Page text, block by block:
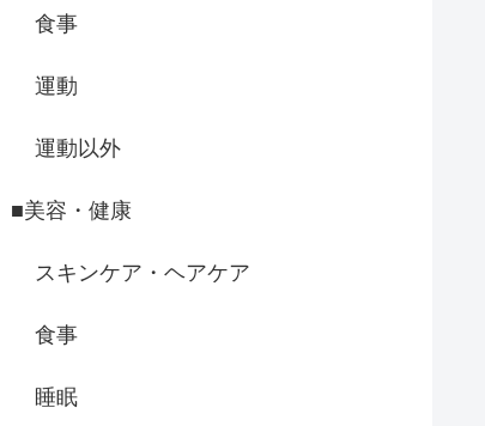
食事
運動
運動以外
■美容・健康
スキンケア・ヘアケア
食事
睡眠